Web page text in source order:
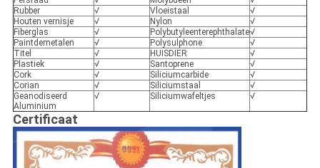
Rubber
√ Vloeistaal
√
Houten vernisje
√ Nylon
√
Fiberglas
√ Polybutyleenterephthalate√
Paintdemetalen
√ Polysulphone
√
Titel
√ HUISDIER
√
Plastiek
√ Santoprene
√
Cork
√ Siliciumcarbide
√
Corian
√ Siliciumstaal
√
Geanodiseerd
Aluminium
√ Siliciumwafeltjes √
Certificaat